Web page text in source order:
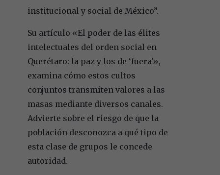
institucional y social de México”.
Su artículo «El poder de las élites
intelectuales del orden social en
Querétaro: la paz y los de ‘fuera'»,
examina cómo estos cultos
conjuntos transmiten valores a las
masas mediante diversos canales.
Advierte sobre el riesgo de que la
población desconozca a qué tipo de
esta clase de grupos le concede
autoridad.